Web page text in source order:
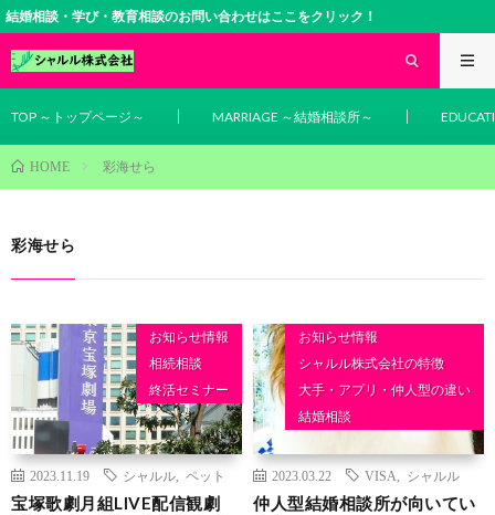
婚相談・学び・教育相談のお問い合わせはここをクリック！
TOP ～トップページ～ MARRIAGE ～結婚相談所～
HOME 彩海せら
彩海せら
お知らせ情報
相続相談
終活セミナー
2023.11.19 シャルル ペット
宝塚歌劇月組LIVE配信観劇
お知らせ情報
シャルル株式会社の特徴
大手・アプリ・仲人型の違い
結婚相談
2023.03.22 VISA シャルル
仲人型結婚相談所が向いてい